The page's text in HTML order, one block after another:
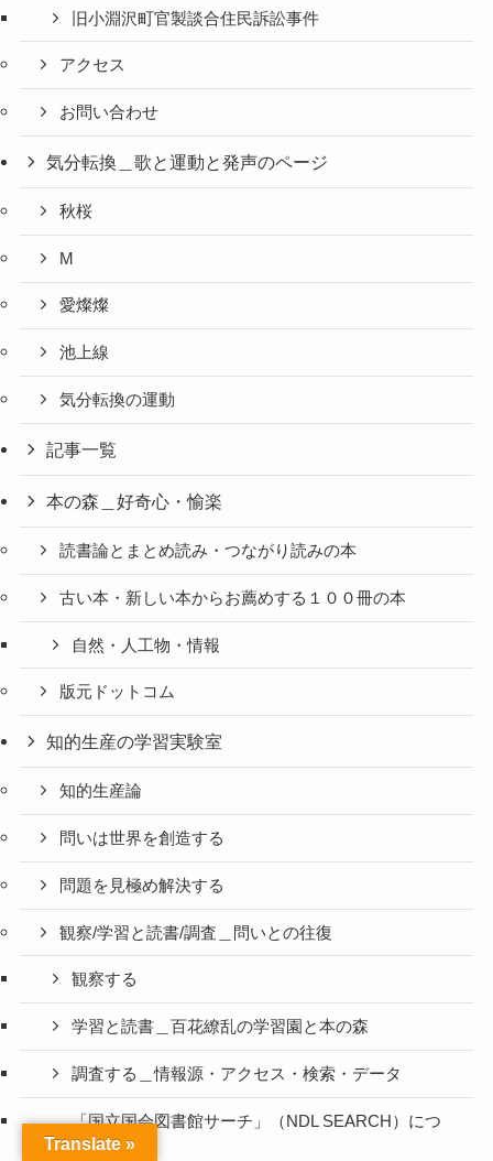
旧小淵沢町官製談合住民訴訟事件
アクセス
お問い合わせ
気分転換＿歌と運動と発声のページ
秋桜
M
愛燦燦
池上線
気分転換の運動
記事一覧
本の森＿好奇心・愉楽
読書論とまとめ読み・つながり読みの本
古い本・新しい本からお薦めする１００冊の本
自然・人工物・情報
版元ドットコム
知的生産の学習実験室
知的生産論
問いは世界を創造する
問題を見極め解決する
観察/学習と読書/調査＿問いとの往復
観察する
学習と読書＿百花繚乱の学習園と本の森
調査する＿情報源・アクセス・検索・データ
「国立国会図書館サーチ」（NDL SEARCH）につ
いて
Translate »